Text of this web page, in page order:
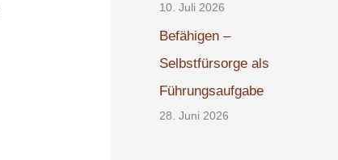
10. Juli 2026
Befähigen –
Selbstfürsorge als
Führungsaufgabe
28. Juni 2026